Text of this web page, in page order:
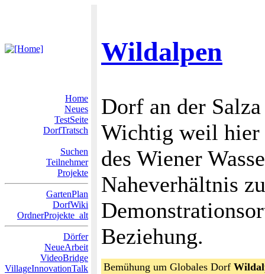
Wildalpen
Home
Neues
TestSeite
DorfTratsch
Suchen
Teilnehmer
Projekte
GartenPlan
DorfWiki
OrdnerProjekte_alt
Dörfer
NeueArbeit
VideoBridge
VillageInnovationTalk
Dorf an der
Wichtig weil hier
des Wiener
Naheverhältnis
Beziehung.
Bemühung um Globales Dorf